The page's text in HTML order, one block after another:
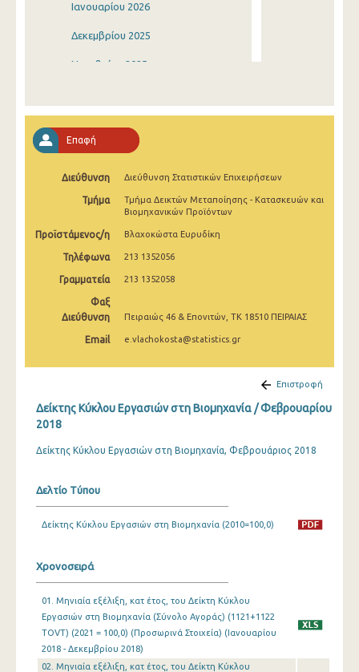
Ιανουαρίου 2026
Δεκεμβρίου 2025
Νοεμβρίου 2025
Αυγούστου 2025
Ιουλίου 2025
Ιουνίου 2025
Μαΐου 2025
Μαρτίου 2025
Φεβρουαρίου 2025
Νοεμβρίου 2024
Αυγούστου 2024
Ιουλίου 2024
Μαΐου 2024
Απριλίου 2024
Επαφή
Διεύθυνση Διεύθυνση Στατιστικών Επιχειρήσεων
Τμήμα
Τμήμα Δεικτών Μεταποίησης - Κατασκευών και
Βιομηχανικών Προϊόντων
Προϊστάμενος/η Βλαχοκώστα Ευρυδίκη
Τηλέφωνα 213 1352056
Γραμματεία 213 1352058
Φαξ
Διεύθυνση
Πειραιώς 46 & Επονιτών, ΤΚ 18510 ΠΕΙΡΑΙΑΣ
Email e.vlachokosta@statistics.gr
Επιστροφή
Δείκτης Κύκλου Εργασιών στη Βιομηχανία / Φεβρουαρίου
2018
Δείκτης Κύκλου Εργασιών στη Βιομηχανία, Φεβρουάριος 2018
Δελτίο Τύπου
Δείκτης Κύκλου Εργασιών στη Βιομηχανία (2010=100,0)
Χρονοσειρά
01. Μηνιαία εξέλιξη, κατ έτος, του Δείκτη Κύκλου
Εργασιών στη Βιομηχανία (Σύνολο Αγοράς) (1121+1122
TOVT) (2021 = 100,0) (Προσωρινά Στοιχεία) (Ιανουαρίου
2018 - Δεκεμβρίου 2018)
02. Μηνιαία εξέλιξη, κατ έτος, του Δείκτη Κύκλου